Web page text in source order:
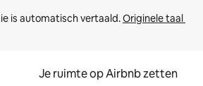
is automatisch vertaald. Originele taal
Je ruimte op Airbnb zetten